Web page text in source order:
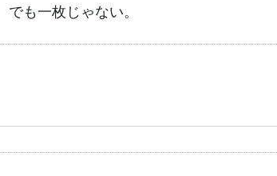
も一枚じゃない。